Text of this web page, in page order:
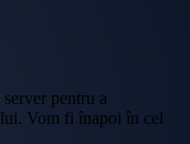
pentru a
Vom fi înapoi în cel